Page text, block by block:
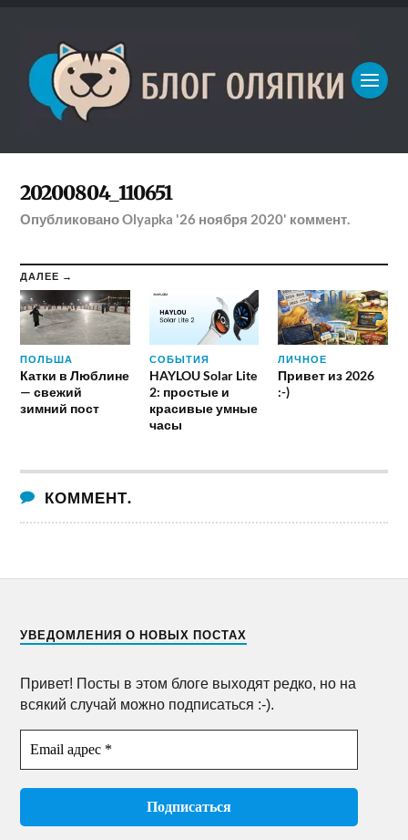
20200804_110651
ОпубликованоOlyapka '26 ноября 2020' коммент.
ДАЛЕЕ →
ПОЛЬША
Катки в Люблине
— свежий
зимний пост
СОБЫТИЯ
HAYLOU Solar Lite
2: простые и
красивые умные
часы
ЛИЧНОЕ
Привет из 2026
:-)
КОММЕНТ.
УВЕДОМЛЕНИЯ О НОВЫХ ПОСТАХ
Привет! Посты в этом блоге выходят редко, но на
всякий случай можно подписаться :-).